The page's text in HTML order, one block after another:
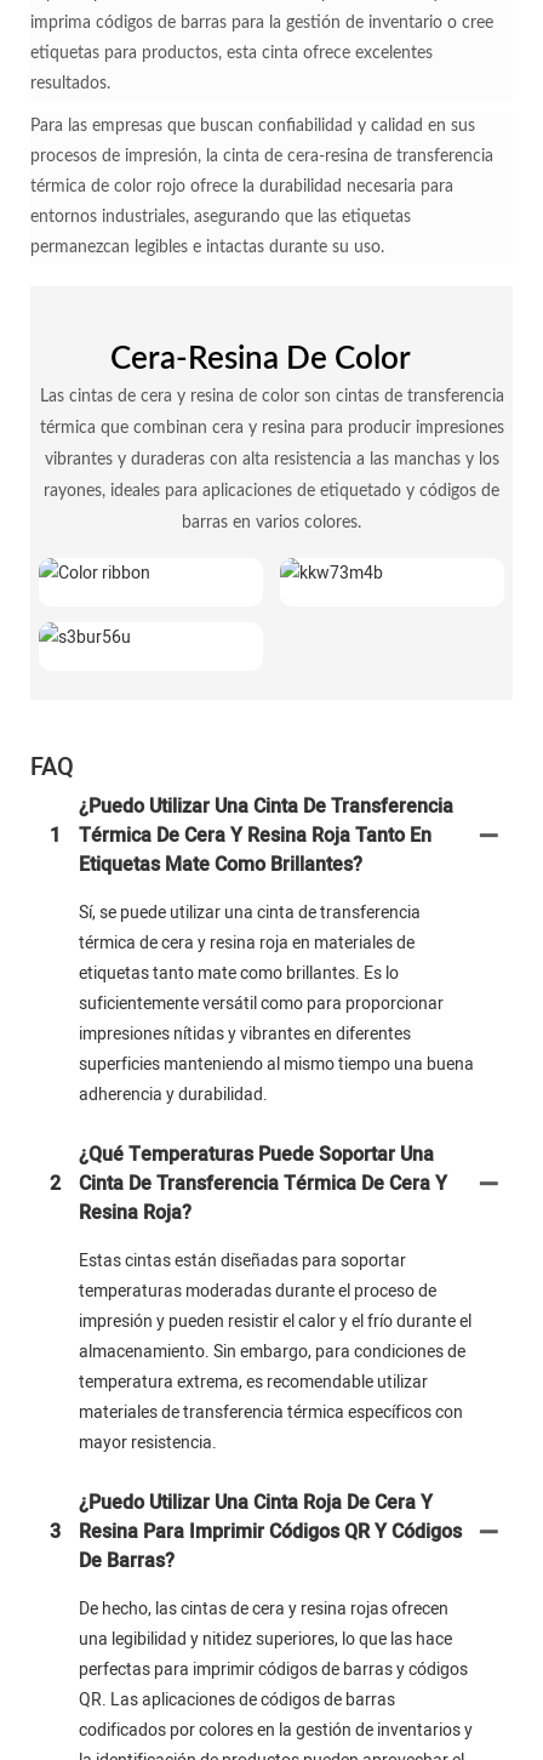
imprima códigos de barras para la gestión de inventario o cree
etiquetas para productos, esta cinta ofrece excelentes
resultados.
Para las empresas que buscan confiabilidad y calidad en sus
procesos de impresión, la cinta de cera-resina de transferencia
térmica de color rojo ofrece la durabilidad necesaria para
entornos industriales, asegurando que las etiquetas
permanezcan legibles e intactas durante su uso.
Cera-Resina De Color
Las cintas de cera y resina de color son cintas de transferencia
térmica que combinan cera y resina para producir impresiones
vibrantes y duraderas con alta resistencia a las manchas y los
rayones, ideales para aplicaciones de etiquetado y códigos de
barras en varios colores.
FAQ
1
¿Puedo Utilizar Una Cinta De Transferencia
Térmica De Cera Y Resina Roja Tanto En
Etiquetas Mate Como Brillantes?
Sí, se puede utilizar una cinta de transferencia
térmica de cera y resina roja en materiales de
etiquetas tanto mate como brillantes. Es lo
suficientemente versátil como para proporcionar
impresiones nítidas y vibrantes en diferentes
superficies manteniendo al mismo tiempo una buena
adherencia y durabilidad.
2
¿Qué Temperaturas Puede Soportar Una
Cinta De Transferencia Térmica De Cera Y
Resina Roja?
Estas cintas están diseñadas para soportar
temperaturas moderadas durante el proceso de
impresión y pueden resistir el calor y el frío durante el
almacenamiento. Sin embargo, para condiciones de
temperatura extrema, es recomendable utilizar
materiales de transferencia térmica específicos con
mayor resistencia.
3
¿Puedo Utilizar Una Cinta Roja De Cera Y
Resina Para Imprimir Códigos QR Y Códigos
De Barras?
De hecho, las cintas de cera y resina rojas ofrecen
una legibilidad y nitidez superiores, lo que las hace
perfectas para imprimir códigos de barras y códigos
QR. Las aplicaciones de códigos de barras
codificados por colores en la gestión de inventarios y